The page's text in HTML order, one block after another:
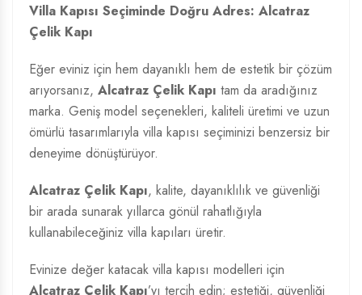
Villa Kapısı Seçiminde Doğru Adres: Alcatraz
Çelik Kapı
Eğer eviniz için hem dayanıklı hem de estetik bir çözüm
arıyorsanız, Alcatraz Çelik Kapı tam da aradığınız
marka. Geniş model seçenekleri, kaliteli üretimi ve uzun
ömürlü tasarımlarıyla villa kapısı seçiminizi benzersiz bir
deneyime dönüştürüyor.
Alcatraz Çelik Kapı, kalite, dayanıklılık ve güvenliği
bir arada sunarak yıllarca gönül rahatlığıyla
kullanabileceğiniz villa kapıları üretir.
Evinize değer katacak villa kapısı modelleri için
Alcatraz Çelik Kapı’yı tercih edin; estetiği, güvenliği